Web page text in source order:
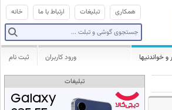
خانه ارتباط با ما تبلیغات همکاری
و خواندنیها ثبت نام ورود کاربران
تبلیغات